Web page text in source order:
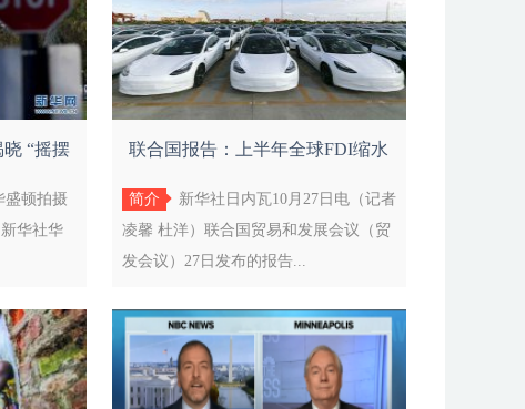
“摇摆
盛顿拍摄
华社华
联合国报告：上半年全球FDI缩水
近一半
简介
新华社日内瓦10月27日电（记者
凌馨 杜洋）联合国贸易和发展会议（贸
发会议）27日发布的报告...